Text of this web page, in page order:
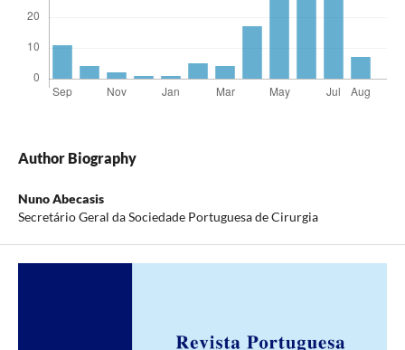
Author Biography
Nuno Abecasis
Secretário Geral da Sociedade Portuguesa de Cirurgia